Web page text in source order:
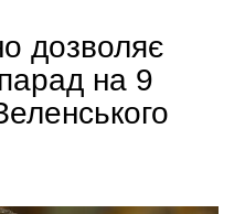
дозволяє
на 9